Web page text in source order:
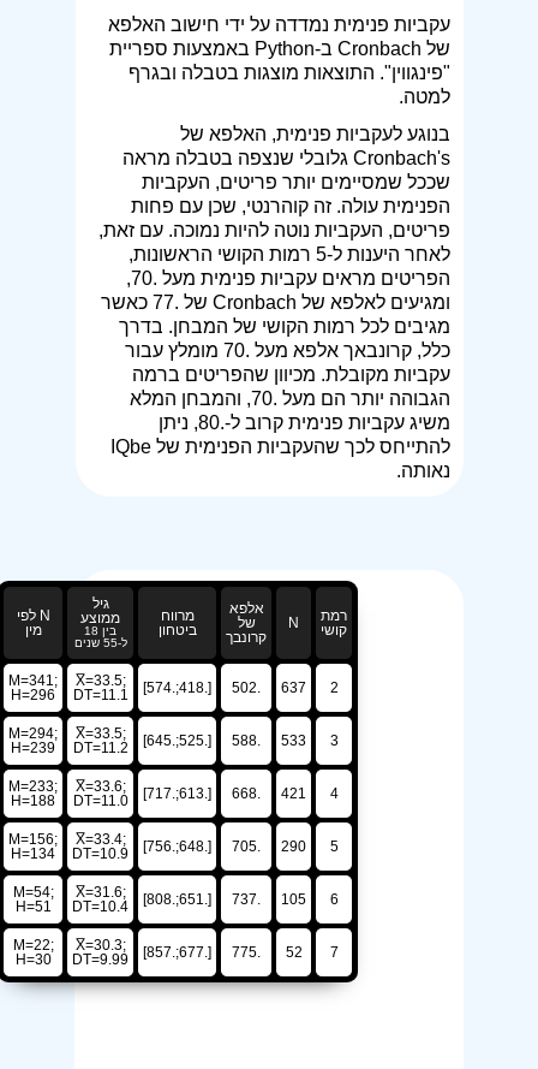
עקביות פנימית נמדדה על ידי חישוב האלפא
של Cronbach ב-Python באמצעות ספריית
"פינגווין". התוצאות מוצגות בטבלה ובגרף
למטה.
בנוגע לעקביות פנימית, האלפא של
Cronbach's גלובלי שנצפה בטבלה מראה
שככל שמסיימים יותר פריטים, העקביות
הפנימית עולה. זה קוהרנטי, שכן עם פחות
פריטים, העקביות נוטה להיות נמוכה. עם זאת,
לאחר היענות ל-5 רמות הקושי הראשונות,
הפריטים מראים עקביות פנימית מעל .70,
ומגיעים לאלפא של Cronbach של .77 כאשר
מגיבים לכל רמות הקושי של המבחן. בדרך
כלל, קרונבאך אלפא מעל .70 מומלץ עבור
עקביות מקובלת. מכיוון שהפריטים ברמה
הגבוהה יותר הם מעל .70, והמבחן המלא
משיג עקביות פנימית קרוב ל-.80, ניתן
להתייחס לכך שהעקביות הפנימית של IQbe
נאותה.
רמת
קושי
N
אלפא
של
קרונבך
מרווח
ביטחון
גיל
ממוצע
בין 18
ל-55 שנים
N לפי
מין
2
637
[.418;.574]
X̅=33.5;
DT=11.1
M=341;
H=296
3
533
[.525;.645]
X̅=33.5;
DT=11.2
M=294;
H=239
4
421
[.613;.717]
X̅=33.6;
DT=11.0
M=233;
H=188
5
290
[.648;.756]
X̅=33.4;
DT=10.9
M=156;
H=134
6
105
[.651;.808]
X̅=31.6;
DT=10.4
M=54;
H=51
7
52
[.677;.857]
X̅=30.3;
DT=9.99
M=22;
H=30